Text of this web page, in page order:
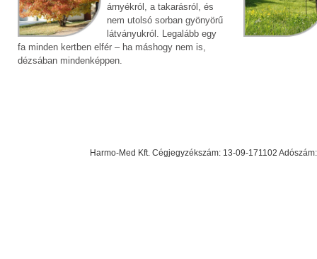
árnyékról, a takarásról, és
nem utolsó sorban gyönyörű
látványukról. Legalább egy
fa minden kertben elfér – ha máshogy nem is,
dézsában mindenképpen.
Harmo-Med Kft. Cégjegyzékszám: 13-09-171102